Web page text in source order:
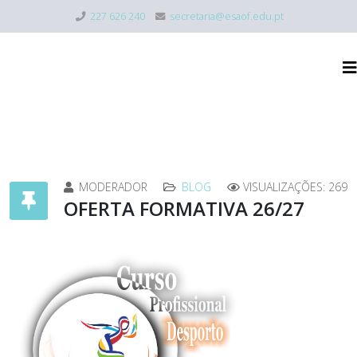
227 626 240 secretaria@esaof.edu.pt
MODERADOR BLOG VISUALIZAÇÕES: 269
OFERTA FORMATIVA 26/27